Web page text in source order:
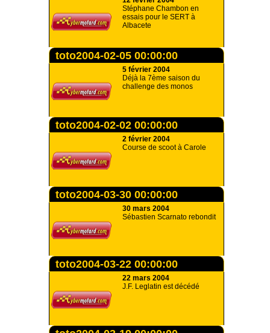
Stéphane Chambon en
essais pour le SERT à
Albacete
toto2004-02-05 00:00:00
5 février 2004
Déjà la 7ème saison du
challenge des monos
toto2004-02-02 00:00:00
2 février 2004
Course de scoot à Carole
toto2004-03-30 00:00:00
30 mars 2004
Sébastien Scarnato rebondit
toto2004-03-22 00:00:00
22 mars 2004
J.F. Leglatin est décédé